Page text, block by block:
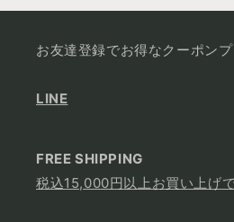
お友達登録でお得なクーポンプ
LINE
FREE SHIPPING
税込15,000円以上お買い上げ